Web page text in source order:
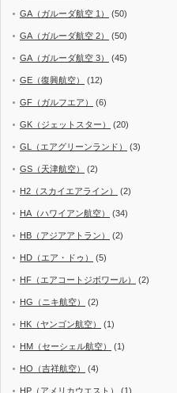
GA（ガルーダ航空 1） (50)
GA（ガルーダ航空 2） (50)
GA（ガルーダ航空 3） (45)
GE（復興航空） (12)
GF（ガルフエア） (6)
GK（ジェットスター） (20)
GL（エアグリーンランド） (3)
GS（天津航空） (2)
H2（スカイエアライン） (2)
HA（ハワイアン航空） (34)
HB（アジアアトラン） (2)
HD（エア・ドゥ） (5)
HF（エアコートジボワール） (2)
HG（ニキ航空） (2)
HK（ヤンゴン航空） (1)
HM（セーシェル航空） (1)
HO（吉祥航空） (4)
HP（アメリカウエスト） (1)